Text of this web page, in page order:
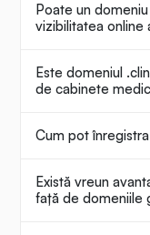
Poate un
vizibilitatea online
Este domeniul
de cabinete
Cum pot
Există vreun
față de domeniile